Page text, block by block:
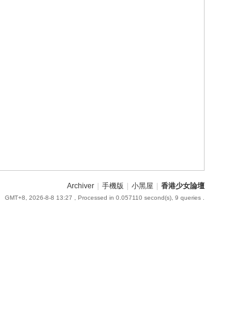
Archiver 手機版 小黑屋 香港少女論壇
GMT+8, 2026-8-8 13:27 , Processed in 0.057110 second(s), 9 queries .